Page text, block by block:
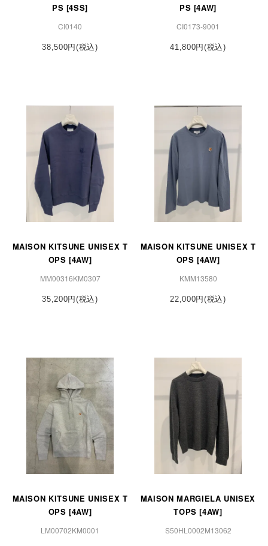
PS [4SS]
CI0140
38,500円(税込)
PS [4AW]
CI0173-9001
41,800円(税込)
MAISON KITSUNE UNISEX T
OPS [4AW]
MM00316KM0307
35,200円(税込)
MAISON KITSUNE UNISEX T
OPS [4AW]
KMM13580
22,000円(税込)
MAISON KITSUNE UNISEX T
OPS [4AW]
LM00702KM0001
MAISON MARGIELA UNISEX
TOPS [4AW]
S50HL0002M13062